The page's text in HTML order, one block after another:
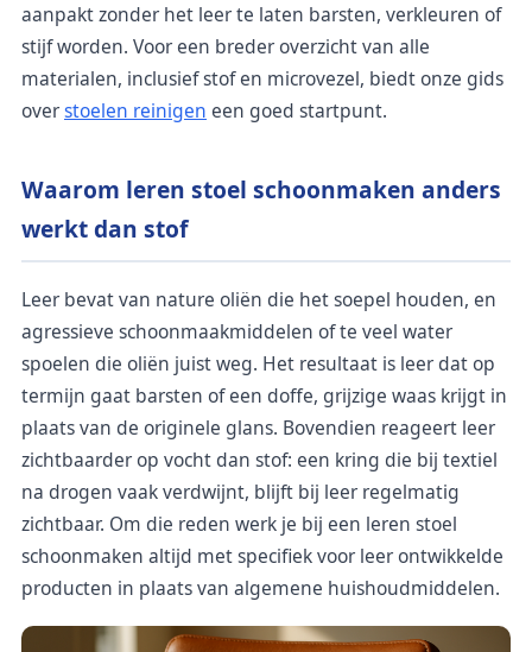
aanpakt zonder het leer te laten barsten, verkleuren of
stijf worden. Voor een breder overzicht van alle
materialen, inclusief stof en microvezel, biedt onze gids
overstoelen reinigen een goed startpunt.
Waarom leren stoel schoonmaken anders
werkt dan stof
Leer bevat van nature oliën die het soepel houden, en
agressieve schoonmaakmiddelen of te veel water
spoelen die oliën juist weg. Het resultaat is leer dat op
termijn gaat barsten of een doffe, grijzige waas krijgt in
plaats van de originele glans. Bovendien reageert leer
zichtbaarder op vocht dan stof: een kring die bij textiel
na drogen vaak verdwijnt, blijft bij leer regelmatig
zichtbaar. Om die reden werk je bij een leren stoel
schoonmaken altijd met specifiek voor leer ontwikkelde
producten in plaats van algemene huishoudmiddelen.